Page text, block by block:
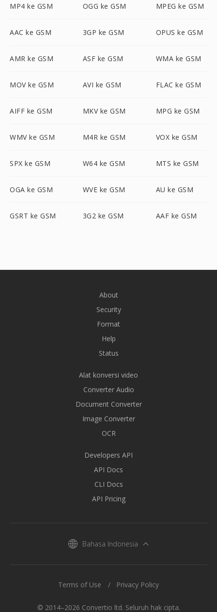
MP4 ke GSM OGG ke GSM MPEG ke GSM
AAC ke GSM 3GP ke GSM OPUS ke GSM
AMR ke GSM ASF ke GSM WMA ke GSM
MOV ke GSM AVI ke GSM FLAC ke GSM
AIFF ke GSM MKV ke GSM MPG ke GSM
WMV ke GSM M4R ke GSM VOX ke GSM
SPX ke GSM W64 ke GSM MTS ke GSM
OGA ke GSM WVE ke GSM AU ke GSM
GSRT ke GSM 3G2 ke GSM AAF ke GSM
About
Security
Format
Help
Status
Alat konversi video
Converter Audio
Document Converter
Image Converter
OCR
Developers API
API Docs
CLI Docs
API Pricing
Bahasa Indonesia
© 2014–2026 Convertio ltd. Seluruh hak cipta.
Terms of Use Privacy Policy